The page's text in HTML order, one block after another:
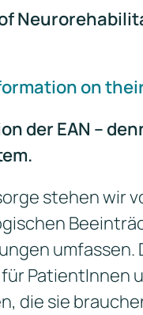
on
der EAN –
stehen wir
PatientInnen
die sie